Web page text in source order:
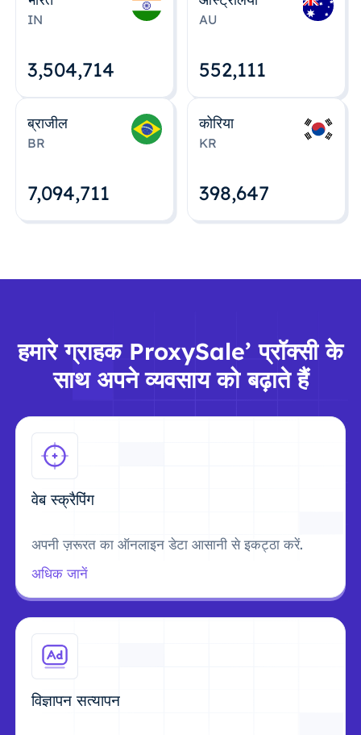
IN
3,504,715
AU
552,112
ब्राजील
BR
7,094,712
कोरिया
KR
398,648
हमारे ग्राहक ProxySale’ प्रॉक्सी के
साथ अपने व्यवसाय को बढ़ाते हैं
वेब स्क्रैपिंग
अपनी ज़रूरत का ऑनलाइन डेटा आसानी से इकट्ठा करें.
अधिक जानें
विज्ञापन सत्यापन